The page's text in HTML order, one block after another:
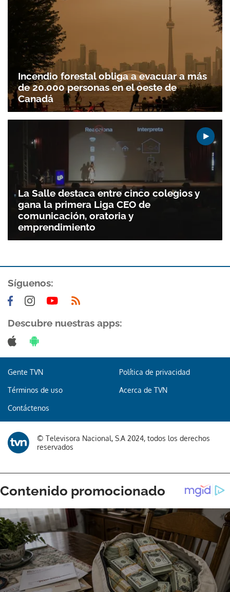
Incendio forestal obliga a evacuar a más
de 20.000 personas en el oeste de
Canadá
La Salle destaca entre cinco colegios y
gana la primera Liga CEO de
comunicación, oratoria y
emprendimiento
Síguenos:
Descubre nuestras apps:
Gente TVN Política de privacidad
Términos de uso Acerca de TVN
Contáctenos
© Televisora Nacional, S.A 2024, todos los derechos
reservados